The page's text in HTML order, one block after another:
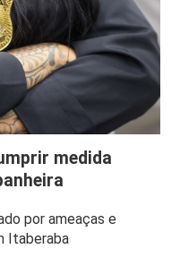
medida
por ameaças e
Itaberaba